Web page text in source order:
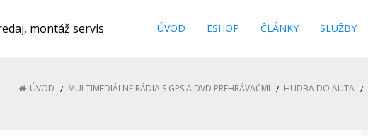
montáž servis ÚVOD ESHOP ČLÁNKY SLUŽBY
ÚVOD MULTIMEDIÁLNE RÁDIA S GPS A DVD PREHRÁVAČMI HUDBA DO AUTA